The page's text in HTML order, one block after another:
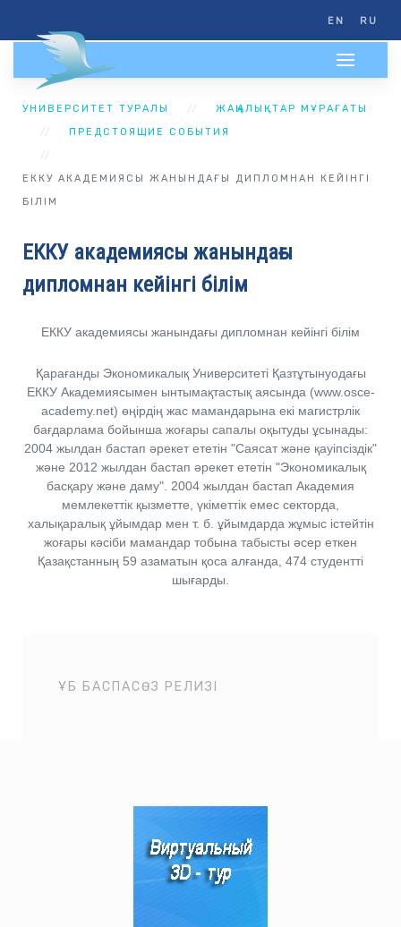
EN RU
УНИВЕРСИТЕТ ТУРАЛЫ
ЖАҢАЛЫҚТАР МҰРАҒАТЫ
ПРЕДСТОЯЩИЕ СОБЫТИЯ
ЕККУ АКАДЕМИЯСЫ ЖАНЫНДАҒЫ ДИПЛОМНАН КЕЙІНГІ
БІЛІМ
ЕККУ академиясы жанындағы
дипломнан кейінгі білім
ЕККУ академиясы жанындағы дипломнан кейінгі білім
Қарағанды Экономикалық Университеті Қазтұтынуодағы
ЕККУ Академиясымен ынтымақтастық аясында (www.osce-
academy.net) өңірдің жас мамандарына екі магистрлік
бағдарлама бойынша жоғары сапалы оқытуды ұсынады:
2004 жылдан бастап әрекет ететін "Саясат және қауіпсіздік"
және 2012 жылдан бастап әрекет ететін "Экономикалық
басқару және даму". 2004 жылдан бастап Академия
мемлекеттік қызметте, үкіметтік емес секторда,
халықаралық ұйымдар мен т. б. ұйымдарда жұмыс істейтін
жоғары кәсіби мамандар тобына табысты әсер еткен
Қазақстанның 59 азаматын қоса алғанда, 474 студентті
шығарды.
ҰБ БАСПАСӨЗ РЕЛИЗІ